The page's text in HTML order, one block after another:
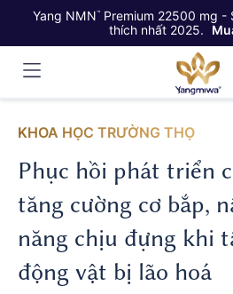
Yang NMN™Premium 22500 mg -
thích nhất 2025.
KHOA HỌC TRƯỜNG THỌ
Phục hồi phát triển
tăng cường cơ bắp,
năng chịu đựng khi
động vật bị lão hoá